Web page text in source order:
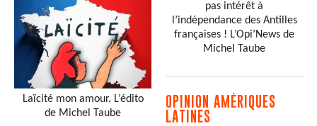
Laïcité mon amour. L’édito
de Michel Taube
pas intérêt à
l’indépendance des Antilles
françaises ! L’Opi’News de
Michel Taube
OPINION AMÉRIQUES
LATINES